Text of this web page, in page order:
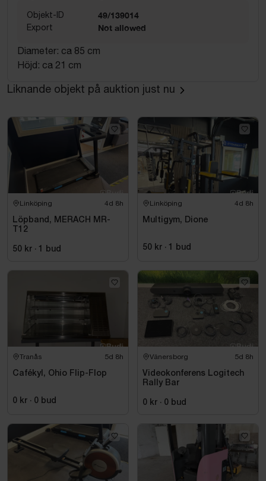
Objekt-ID 49/139014
Export Not allowed
Diameter: ca 85 cm
Höjd: ca 21 cm
Liknande objekt på auktion just nu
Linköping 4d 8h
Löpband, MERACH MR-
T12
50 kr · 1 bud
Linköping 4d 8h
Multigym, Dione
50 kr · 1 bud
Tranås 5d 8h
Cafékyl, Ohio Flip-Flop
0 kr · 0 bud
Vänersborg 5d 8h
Videokonferens Logitech
Rally Bar
0 kr · 0 bud